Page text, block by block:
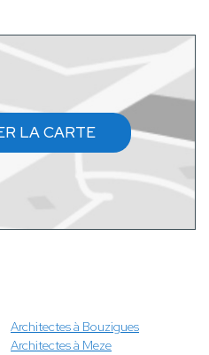
LA CARTE
Architectes à Bouzigues
Architectes à Meze